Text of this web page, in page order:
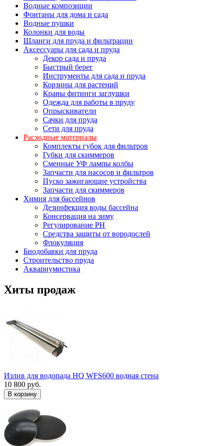
Водные композиции
Фонтаны для дома и сада
Водные пушки
Колонки для воды
Шланги для пруда и фильтрации
Аксессуары для сада и пруда
Декор сада и пруда
Быстрый берег
Инструменты для сада и пруда
Корзины для растений
Краны фитинги заглушки
Одежда для работы в пруду
Опрыскиватели
Сачки для пруда
Сети для пруда
Расходные материалы
Комплекты губок для фильтров
Губки для скиммеров
Сменные УФ лампы колбы
Запчасти для насосов и фильтров
Пуско зажигающие устройства
Запчасти для скиммеров
Химия для бассейнов
Дезинфекция воды бассейна
Консервация на зиму
Регулирование PH
Средства защиты от вородослей
Флокуляция
Биодобавки для пруда
Строительство пруда
Аквариумистика
Хиты продаж
Излив для водопада HQ WFS600 водная стена
10 800 руб.
В корзину